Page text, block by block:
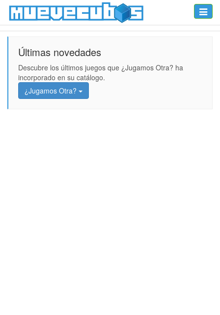
Toggle
Últimas novedades
Descubre los últimos juegos que ¿Jugamos Otra? ha
incorporado en su catálogo.
¿Jugamos Otra?